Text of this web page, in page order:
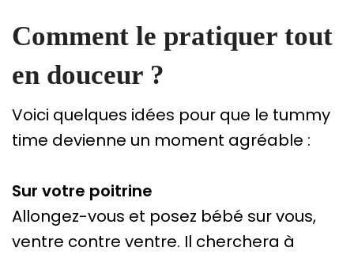
Comment le pratiquer tout
en douceur ?
Voici quelques idées pour que le tummy
time devienne un moment agréable :
Sur votre poitrine
Allongez-vous et posez bébé sur vous,
ventre contre ventre. Il cherchera à